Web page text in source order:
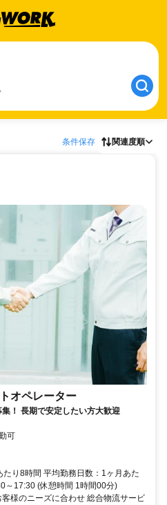
条件保存 関連度順
オペレーター
！ 長期で安定したい方大歓迎
可
り8時間 平均勤務日数：1ヶ月あた
～17:30 (休憩時間 1時間00分)
様のニーズに合わせ 総合物流サービ